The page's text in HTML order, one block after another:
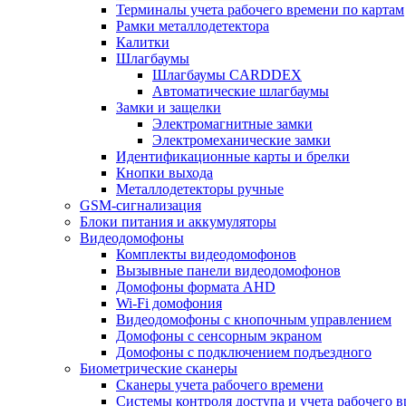
Терминалы учета рабочего времени по картам
Рамки металлодетектора
Калитки
Шлагбаумы
Шлагбаумы CARDDEX
Автоматические шлагбаумы
Замки и защелки
Электромагнитные замки
Электромеханические замки
Идентификационные карты и брелки
Кнопки выхода
Металлодетекторы ручные
GSM-сигнализация
Блоки питания и аккумуляторы
Видеодомофоны
Комплекты видеодомофонов
Вызывные панели видеодомофонов
Домофоны формата AHD
Wi-Fi домофония
Видеодомофоны с кнопочным управлением
Домофоны с сенсорным экраном
Домофоны с подключением подъездного
Биометрические сканеры
Сканеры учета рабочего времени
Системы контроля доступа и учета рабочего